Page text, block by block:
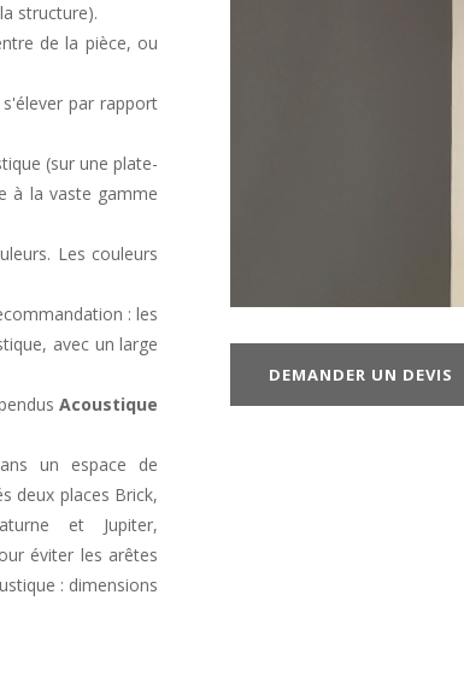
structure).
de la pièce, ou
par rapport
(sur une plate-
à la vaste gamme
Les couleurs
: les
avec un large
Acoustique
un espace de
deux places Brick,
et Jupiter,
éviter les arêtes
: dimensions
DEMANDER UN DEVIS